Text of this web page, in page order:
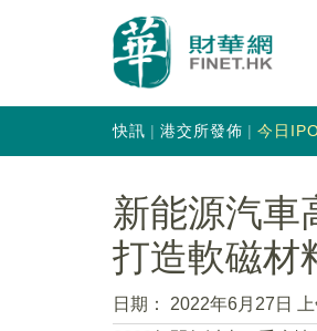
快訊 港交所發佈 今日
新能源汽車
打造軟磁材
日期：
2022年6月27日